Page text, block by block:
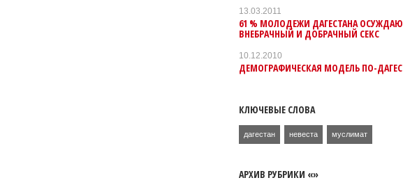
13.03.2011
61 % МОЛОДЕЖИ ДАГЕСТАНА
ВНЕБРАЧНЫЙ И ДОБРАЧНЫЙ СЕКС
10.12.2010
ДЕМОГРАФИЧЕСКАЯ МОДЕЛЬ ПО-
КЛЮЧЕВЫЕ СЛОВА
дагестан невеста муслимат
АРХИВ РУБРИКИ «»